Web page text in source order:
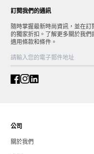
訂閱我們的通訊
隨時掌握最新時尚資訊，並在
的獨家折扣。了解更多關於我們
適用條款和條件。
公司
關於我們